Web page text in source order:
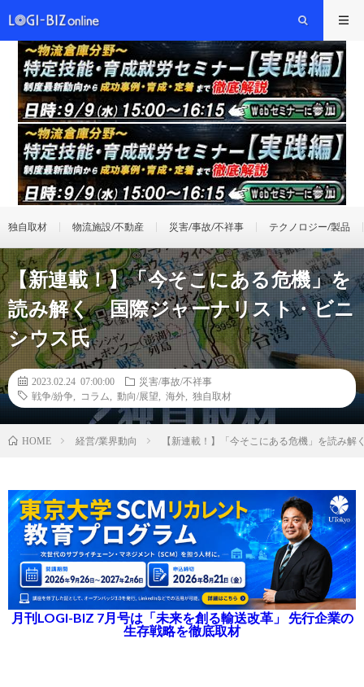
独自取材 物流施設/不動産 災害/事故/不祥事 テクノロジー/製品
【新連載！】「今そこにある危機」を
読み解く 国際ジャーナリスト・ビニ
シウス氏
2023.02.24 07:00:00
災害/事故/不祥事
戦争/紛争
コラム 動向/展望 海外 独自取材
HOME 経営/業界動向 【新連載！】「今そこにある危機」を読み
月刊LOGI-BIZ 7月号は「未来を創る輸送改革」 先行企業の
生存戦略を徹底取材